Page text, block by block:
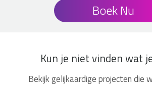
Boek Nu
Kun je niet vinden wat
Bekijk gelijkaardige projecten die